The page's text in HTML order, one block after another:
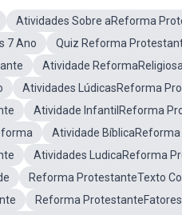
Atividades Sobre aReforma
7 Ano
Quiz Reforma
Atividade
Atividades LúdicasReforma
Atividade InfantilReforma
Atividade
Atividades LudicaReforma
Reforma ProtestanteTexto
Reforma ProtestanteFatores